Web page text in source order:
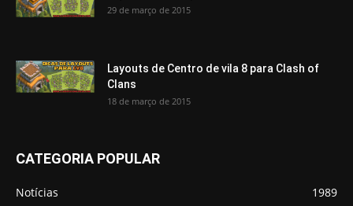
29 de março de 2015
Layouts de Centro de vila 8 para Clash of
Clans
18 de março de 2015
CATEGORIA POPULAR
Notícias
1989